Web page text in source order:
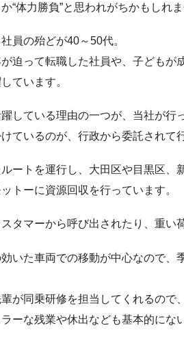
“体力勝負”と思われがちかもしれ
員の殆どが40～50代。
迫って転職した社員や、子どもが
ています。
している理由の一つが、当社が行
ているのが、行政から委託されて
ートを運行し、大田区や目黒区、
トーに資源回収を行っています。
タマーから呼び出されたり、重い
いた車両での移動が中心なので
が同乗研修を担当してくれるので
ーな残業や休出なども基本的に